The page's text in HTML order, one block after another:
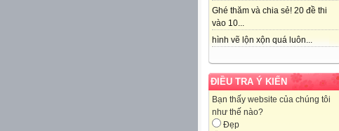
Ghé thăm và chia sẻ! 20 đề thi
vào 10...
hình vẽ lộn xộn quá luôn...
ĐIỀU TRA Ý KIẾN
Bạn thấy website của chúng tôi
như thế nào?
Đẹp